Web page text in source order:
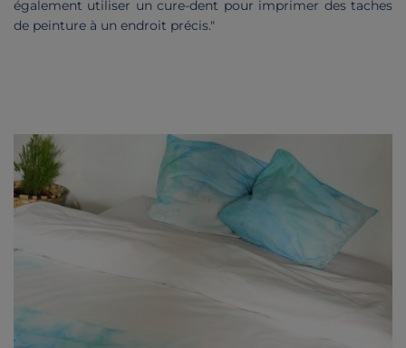
également utiliser un cure-dent pour imprimer des taches
de peinture à un endroit précis."